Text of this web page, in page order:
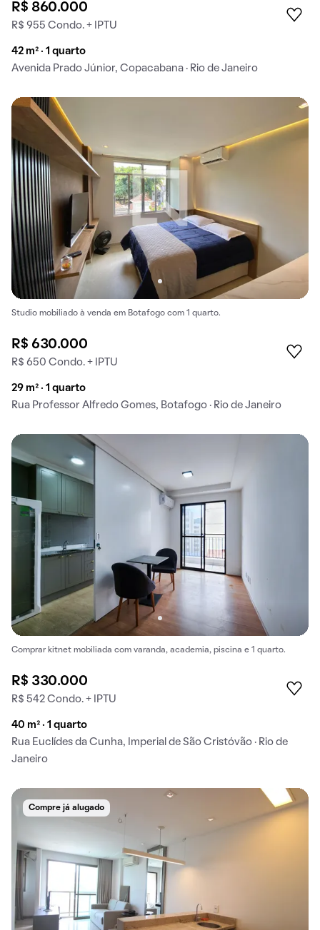
R$ 860.000
R$ 955 Condo. + IPTU
42 m² · 1 quarto
Avenida Prado Júnior, Copacabana · Rio de Janeiro
Studio mobiliado à venda em Botafogo com 1 quarto.
R$ 630.000
R$ 650 Condo. + IPTU
29 m² · 1 quarto
Rua Professor Alfredo Gomes, Botafogo · Rio de Janeiro
Comprar kitnet mobiliada com varanda, academia, piscina e 1 quarto.
R$ 330.000
R$ 542 Condo. + IPTU
40 m² · 1 quarto
Rua Euclídes da Cunha, Imperial de São Cristóvão · Rio de
Janeiro
Compre já alugado